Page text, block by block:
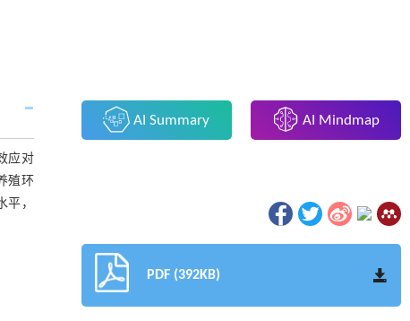
应对
殖环
，
AI Summary AI Mindmap
PDF (392KB)